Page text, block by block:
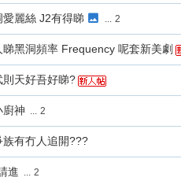
愛麗絲 J2有得睇 ... 2
睇黑洞頻率 Frequency 呢套新美劇
則天好吾好睇?
廚神 ... 2
族有冇人追開???
進 ... 2